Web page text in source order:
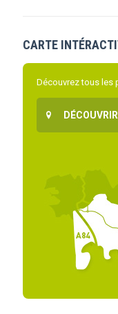
CARTE
Découvrez tous les
DÉCOUVRIR